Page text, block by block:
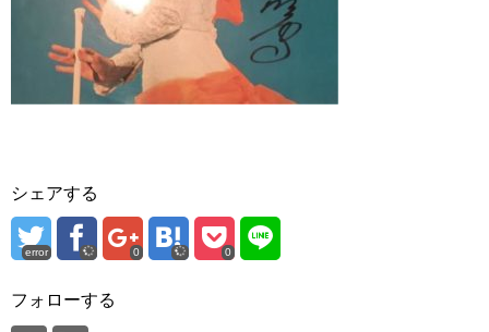
シェアする
error 0 0
フォローする